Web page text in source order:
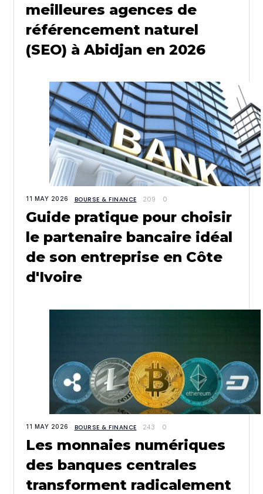
meilleures agences de
référencement naturel
(SEO) à Abidjan en 2026
11 MAY 2026 BOURSE & FINANCE 209 0
Guide pratique pour choisir
le partenaire bancaire idéal
de son entreprise en Côte
d'Ivoire
11 MAY 2026 BOURSE & FINANCE 243 0
Les monnaies numériques
des banques centrales
transforment radicalement